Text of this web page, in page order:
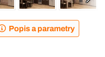
Popis a parametry